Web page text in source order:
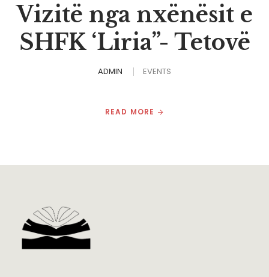
Vizitë nga nxënësit e
SHFK ‘Liria”- Tetovë
ADMIN EVENTS
READ MORE